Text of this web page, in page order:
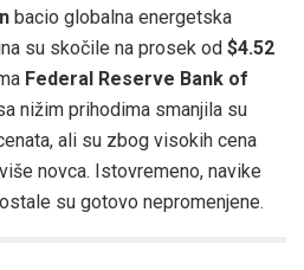
bacio globalna energetska
su skočile na prosek od $4.52
Federal Reserve Bank of
nižim prihodima smanjila su
ali su zbog visokih cena
novca. Istovremeno, navike
su gotovo nepromenjene.